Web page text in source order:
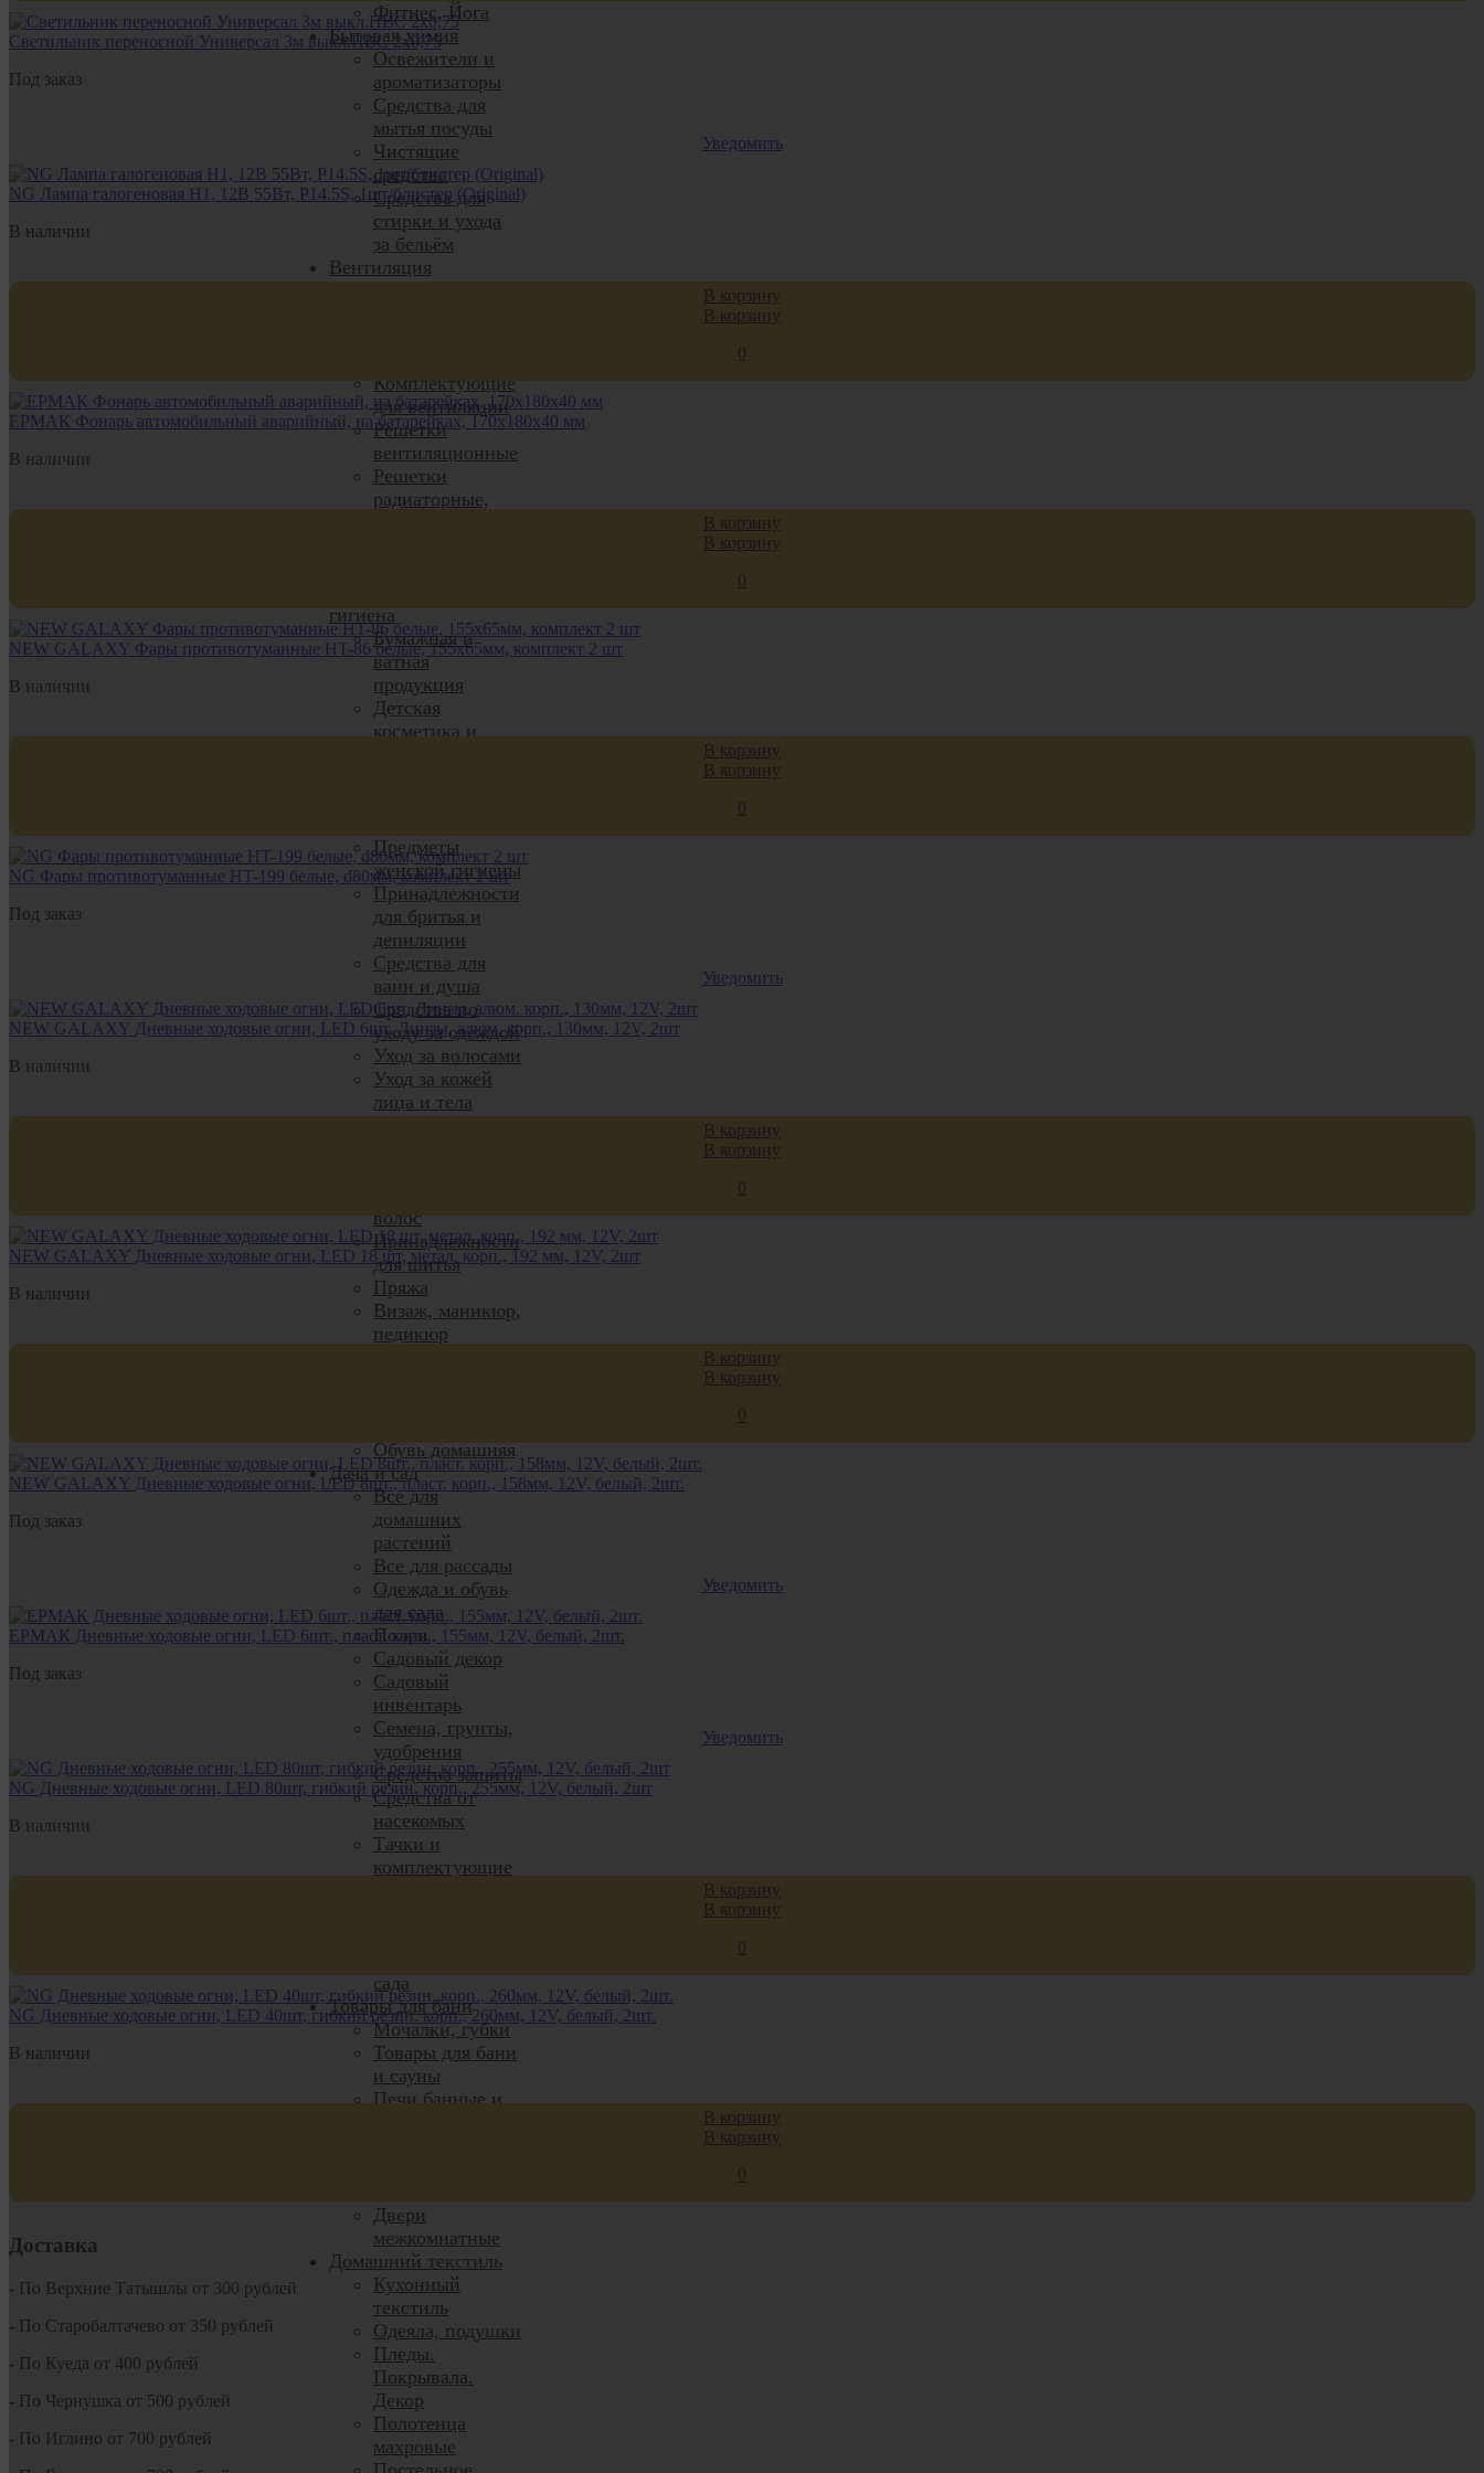
Фитнес, Йога
Бытовая химия
Освежители и
ароматизаторы
Средства для
мытья посуды
Чистящие
средства
Средства для
стирки и ухода
за бельём
Вентиляция
Комплектующие
для вентиляции
Решетки
вентиляционные
Решетки
радиаторные,
гигиена
Бумажная и
ватная
продукция
Детская
косметика и
Предметы
женской гигиены
Принадлежности
для бритья и
депиляции
Средства для
ванн и душа
Средства по
уходу за одеждой
Уход за волосами
Уход за кожей
лица и тела
волос
Принадлежности
для шитья
Пряжа
Визаж, маникюр,
педикюр
Обувь домашняя
Дача и сад
Все для
домашних
растений
Все для рассады
Одежда и обувь
для сада
Полив
Садовый декор
Садовый
инвентарь
Семена, грунты,
удобрения
Средства защиты
Средства от
насекомых
Тачки и
комплектующие
сада
Товары для бани
Мочалки, губки
Товары для бани
и сауны
Печи банные и
Двери
межкомнатные
Домашний текстиль
Кухонный
текстиль
Одеяла, подушки
Пледы.
Покрывала.
Декор
Полотенца
махровые
Светильник переносной Универсал 3м выкл.ПВС 2х0,75
Под заказ
Уведомить
NG Лампа галогеновая H1, 12В 55Вт, P14.5S, 1шт/блистер (Original)
В наличии
В корзину
В корзину
0
ЕРМАК Фонарь автомобильный аварийный, на батарейках, 170x180x40 мм
В наличии
В корзину
В корзину
0
NEW GALAXY Фары противотуманные HT-86 белые, 155х65мм, комплект 2 шт
В наличии
В корзину
В корзину
0
NG Фары противотуманные HT-199 белые, d80мм, комплект 2 шт
Под заказ
Уведомить
NEW GALAXY Дневные ходовые огни, LED 6шт, Линзы, алюм. корп., 130мм, 12V, 2шт
В наличии
В корзину
В корзину
0
NEW GALAXY Дневные ходовые огни, LED 18 шт, метал. корп., 192 мм, 12V, 2шт
В наличии
В корзину
В корзину
0
NEW GALAXY Дневные ходовые огни, LED 8шт., пласт. корп., 158мм, 12V, белый, 2шт.
Под заказ
Уведомить
ЕРМАК Дневные ходовые огни, LED 6шт., пласт. корп., 155мм, 12V, белый, 2шт.
Под заказ
Уведомить
NG Дневные ходовые огни, LED 80шт, гибкий резин. корп., 255мм, 12V, белый, 2шт
В наличии
В корзину
В корзину
0
NG Дневные ходовые огни, LED 40шт, гибкий резин. корп., 260мм, 12V, белый, 2шт.
В наличии
В корзину
В корзину
0
Доставка
- По Верхние Татышлы от 300 рублей
- По Старобалтачево от 350 рублей
- По Куеда от 400 рублей
- По Чернушка от 500 рублей
- По Иглино от 700 рублей